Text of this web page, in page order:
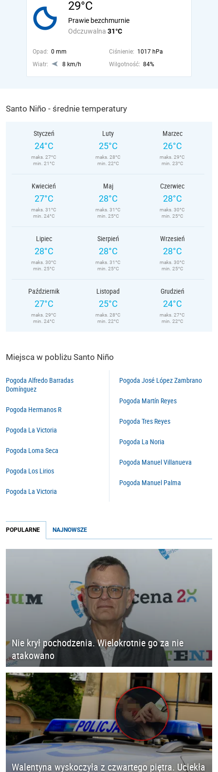
29°C
Odczuwalna 31°C
Prawie bezchmurnie
Opad: 0 mm Ciśnienie: 1017 hPa
Wiatr:
8 km/h Wilgotność: 84%
Santo Niño - średnie temperatury
Styczeń
24°C
maks. 27°C
min. 21°C
Luty
25°C
maks. 28°C
min. 22°C
Marzec
26°C
maks. 29°C
min. 23°C
Kwiecień
27°C
maks. 31°C
min. 24°C
Maj
28°C
maks. 31°C
min. 25°C
Czerwiec
28°C
maks. 30°C
min. 25°C
Lipiec
28°C
maks. 30°C
min. 25°C
Sierpień
28°C
maks. 31°C
min. 25°C
Wrzesień
28°C
maks. 30°C
min. 25°C
Październik
27°C
maks. 29°C
min. 24°C
Listopad
25°C
maks. 28°C
min. 22°C
Grudzień
24°C
maks. 27°C
min. 22°C
Miejsca w pobliżu Santo Niño
Pogoda Alfredo Barradas
Domínguez
Pogoda Hermanos R
Pogoda La Victoria
Pogoda Loma Seca
Pogoda Los Lirios
Pogoda La Victoria
Pogoda José López Zambrano
Pogoda Martín Reyes
Pogoda Tres Reyes
Pogoda La Noria
Pogoda Manuel Villanueva
Pogoda Manuel Palma
POPULARNE NAJNOWSZE
Nie krył pochodzenia. Wielokrotnie go za nie
atakowano
Walentyna wyskoczyła z czwartego piętra. Uciekła